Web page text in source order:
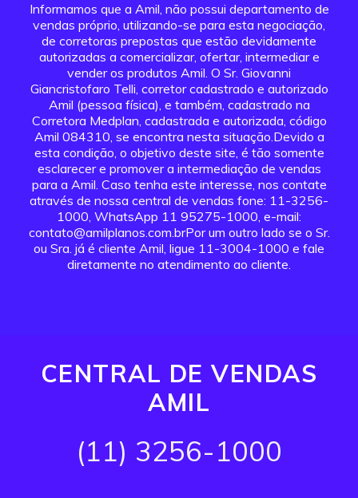
Informamos que a Amil, não possui departamento de
vendas próprio, utilizando-se para esta negociação,
de corretoras prepostas que estão devidamente
autorizadas a comercializar, ofertar, intermediar e
vender os produtos Amil. O Sr. Giovanni
Giancristofaro Telli, corretor cadastrado e autorizado
Amil (pessoa física), e também, cadastrado na
Corretora Medplan, cadastrada e autorizada, código
Amil 084310, se encontra nesta situação.Devido a
esta condição, o objetivo deste site, é tão somente
esclarecer e promover a intermediação de vendas
para a Amil. Caso tenha este interesse, nos contate
através de nossa central de vendas fone: 11-3256-
1000, WhatsApp 11 95275-1000, e-mail:
contato@amilplanos.com.brPor um outro lado se o Sr.
ou Sra. já é cliente Amil, ligue 11-3004-1000 e fale
diretamente no atendimento ao cliente.
CENTRAL DE VENDAS
AMIL
(11) 3256-1000